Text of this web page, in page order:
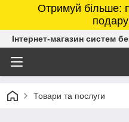
Отримуй більше:
Інтернет-магазин систем
Товари та послуги